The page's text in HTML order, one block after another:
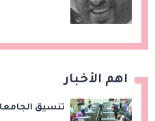
اهم الأخبار